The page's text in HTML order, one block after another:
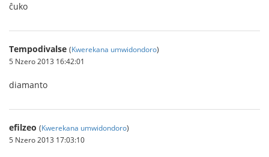
ĉuko
Tempodivalse (Kwerekana umwidondoro)
5 Nzero 2013 16:42:01
diamanto
efilzeo (Kwerekana umwidondoro)
5 Nzero 2013 17:03:10